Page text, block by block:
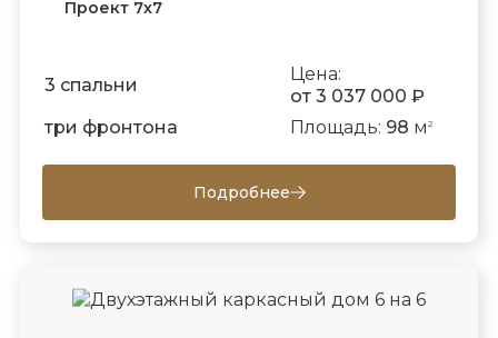
Проект 7х7
3 спальни
Цена:
от 3 037 000 ₽
три фронтона
Площадь: 98 м 2
Подробнее